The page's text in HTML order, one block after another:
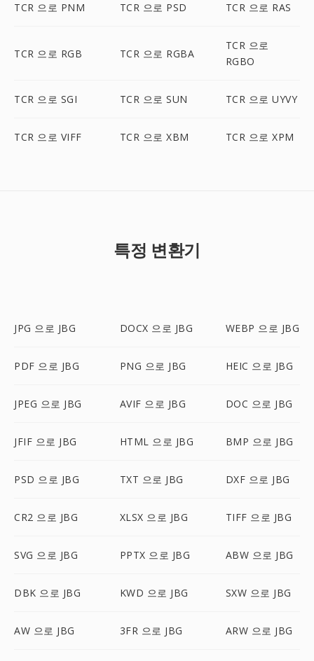
TCR 으로 PNM TCR 으로 PSD TCR 으로 RAS
TCR 으로 RGB TCR 으로 RGBA
TCR 으로
RGBO
TCR 으로 SGI TCR 으로 SUN TCR 으로 UYVY
TCR 으로 VIFF TCR 으로 XBM TCR 으로 XPM
특정 변환기
JPG 으로 JBG DOCX 으로 JBG WEBP 으로 JBG
PDF 으로 JBG PNG 으로 JBG HEIC 으로 JBG
JPEG 으로 JBG AVIF 으로 JBG DOC 으로 JBG
JFIF 으로 JBG HTML 으로 JBG BMP 으로 JBG
PSD 으로 JBG TXT 으로 JBG DXF 으로 JBG
CR2 으로 JBG XLSX 으로 JBG TIFF 으로 JBG
SVG 으로 JBG PPTX 으로 JBG ABW 으로 JBG
DBK 으로 JBG KWD 으로 JBG SXW 으로 JBG
AW 으로 JBG 3FR 으로 JBG ARW 으로 JBG